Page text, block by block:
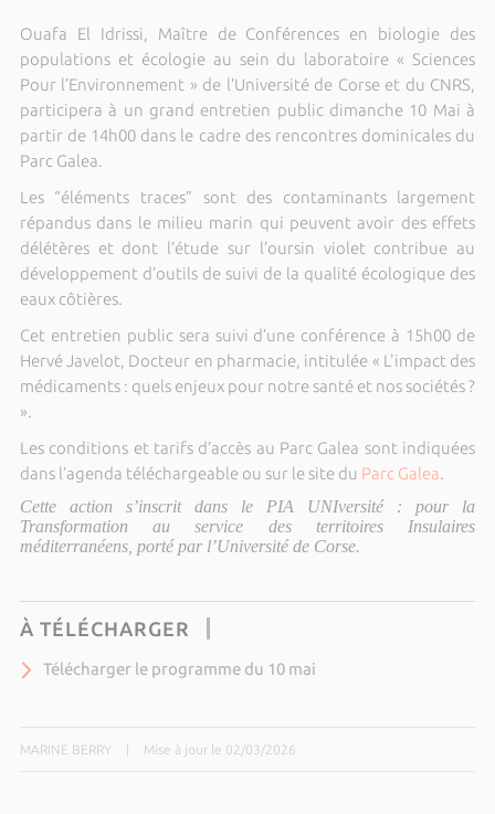
Ouafa El Idrissi, Maître de Conférences en biologie des
populations et écologie au sein du laboratoire « Sciences
Pour l’Environnement » de l’Université de Corse et du CNRS,
participera à un grand entretien public dimanche 10 Mai à
partir de 14h00 dans le cadre des rencontres dominicales du
Parc Galea.
Les “éléments traces” sont des contaminants largement
répandus dans le milieu marin qui peuvent avoir des effets
délétères et dont l’étude sur l’oursin violet contribue au
développement d’outils de suivi de la qualité écologique des
eaux côtières.
Cet entretien public sera suivi d’une conférence à 15h00 de
Hervé Javelot, Docteur en pharmacie, intitulée « L'impact des
médicaments : quels enjeux pour notre santé et nos sociétés ?
».
Les conditions et tarifs d’accès au Parc Galea sont indiquées
dans l’agenda téléchargeable ou sur le site du Parc Galea.
Cette action s’inscrit dans le PIA UNIversité : pour la
Transformation au service des territoires Insulaires
méditerranéens, porté par l’Université de Corse.
À TÉLÉCHARGER
Télécharger le programme du 10 mai
MARINE BERRY Mise à jour le 02/03/2026